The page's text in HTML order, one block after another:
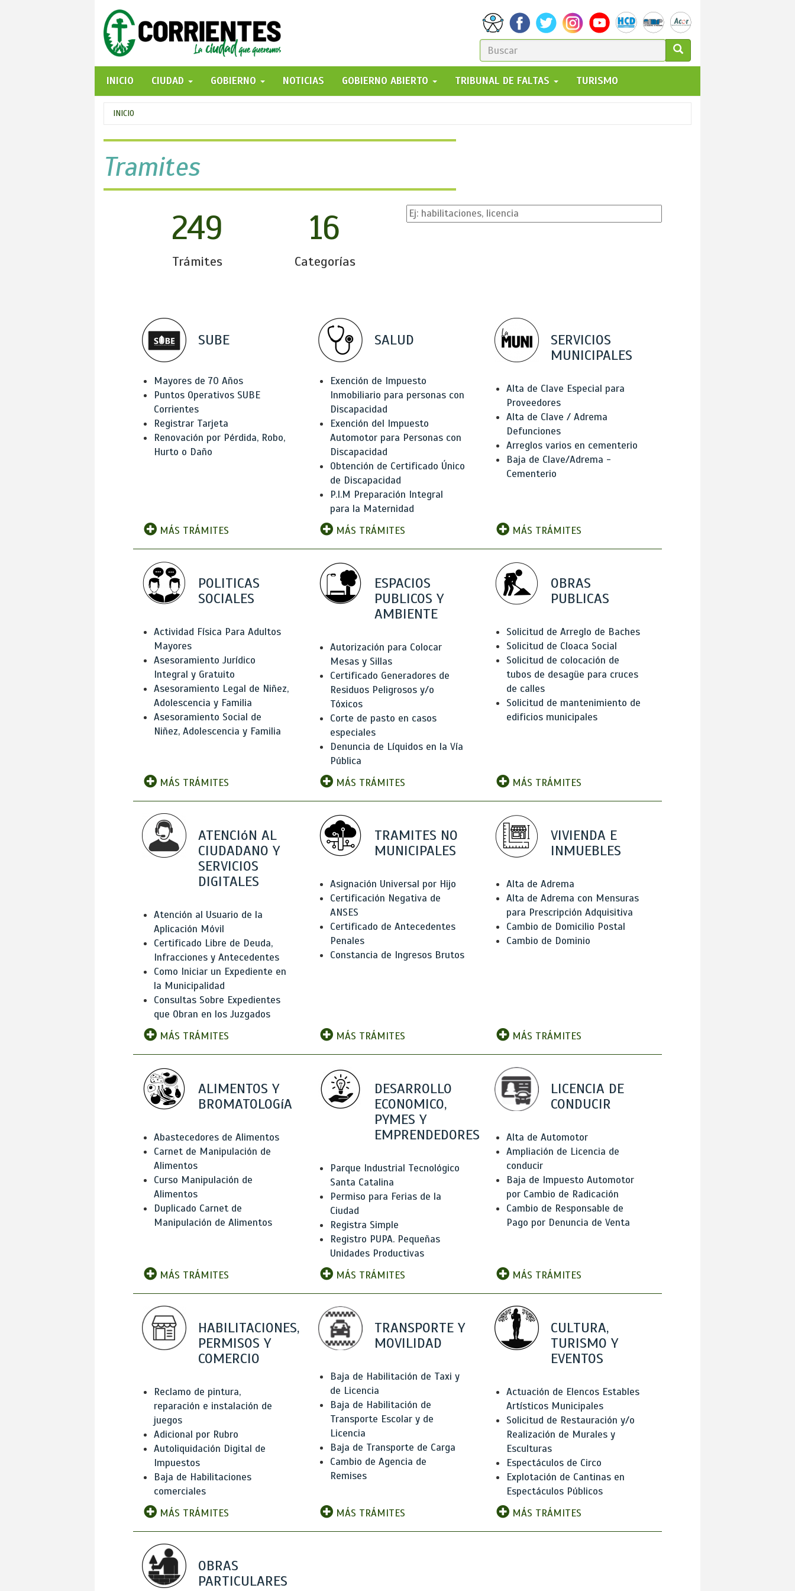
FORMULARIO
DE
BÚSQUEDA
GO!
INICIO
CIUDAD GOBIERNO NOTICIAS GOBIERNO ABIERTO TRIBUNAL DE FALTAS TURISMO
Se
encuentra
usted
aquí
INICIO
Tramites
249
Trámites
16
Categorías
SUBE
Mayores de 70 Años
Puntos Operativos SUBE
Corrientes
Registrar Tarjeta
Renovación por Pérdida, Robo,
Hurto o Daño
MÁS TRÁMITES
SALUD
Exención de Impuesto
Inmobiliario para personas con
Discapacidad
Exención del Impuesto
Automotor para Personas con
Discapacidad
Obtención de Certificado Único
de Discapacidad
P.I.M Preparación Integral
para la Maternidad
MÁS TRÁMITES
SERVICIOS
MUNICIPALES
Alta de Clave Especial para
Proveedores
Alta de Clave / Adrema
Defunciones
Arreglos varios en cementerio
Baja de Clave/Adrema -
Cementerio
MÁS TRÁMITES
POLITICAS
SOCIALES
Actividad Física Para Adultos
Mayores
Asesoramiento Jurídico
Integral y Gratuito
Asesoramiento Legal de Niñez,
Adolescencia y Familia
Asesoramiento Social de
Niñez, Adolescencia y Familia
MÁS TRÁMITES
ESPACIOS
PUBLICOS Y
AMBIENTE
Autorización para Colocar
Mesas y Sillas
Certificado Generadores de
Residuos Peligrosos y/o
Tóxicos
Corte de pasto en casos
especiales
Denuncia de Líquidos en la Vía
Pública
MÁS TRÁMITES
OBRAS
PUBLICAS
Solicitud de Arreglo de Baches
Solicitud de Cloaca Social
Solicitud de colocación de
tubos de desagüe para cruces
de calles
Solicitud de mantenimiento de
edificios municipales
MÁS TRÁMITES
ATENCIóN AL
CIUDADANO Y
SERVICIOS
DIGITALES
Atención al Usuario de la
Aplicación Móvil
Certificado Libre de Deuda,
Infracciones y Antecedentes
Como Iniciar un Expediente en
la Municipalidad
Consultas Sobre Expedientes
que Obran en los Juzgados
MÁS TRÁMITES
TRAMITES NO
MUNICIPALES
Asignación Universal por Hijo
Certificación Negativa de
ANSES
Certificado de Antecedentes
Penales
Constancia de Ingresos Brutos
MÁS TRÁMITES
VIVIENDA E
INMUEBLES
Alta de Adrema
Alta de Adrema con Mensuras
para Prescripción Adquisitiva
Cambio de Domicilio Postal
Cambio de Dominio
MÁS TRÁMITES
ALIMENTOS Y
BROMATOLOGíA
Abastecedores de Alimentos
Carnet de Manipulación de
Alimentos
Curso Manipulación de
Alimentos
Duplicado Carnet de
Manipulación de Alimentos
MÁS TRÁMITES
DESARROLLO
ECONOMICO,
PYMES Y
EMPRENDEDORES
Parque Industrial Tecnológico
Santa Catalina
Permiso para Ferias de la
Ciudad
Registra Simple
Registro PUPA. Pequeñas
Unidades Productivas
MÁS TRÁMITES
LICENCIA DE
CONDUCIR
Alta de Automotor
Ampliación de Licencia de
conducir
Baja de Impuesto Automotor
por Cambio de Radicación
Cambio de Responsable de
Pago por Denuncia de Venta
MÁS TRÁMITES
HABILITACIONES,
PERMISOS Y
COMERCIO
Reclamo de pintura,
reparación e instalación de
juegos
Adicional por Rubro
Autoliquidación Digital de
Impuestos
Baja de Habilitaciones
comerciales
MÁS TRÁMITES
TRANSPORTE Y
MOVILIDAD
Baja de Habilitación de Taxi y
de Licencia
Baja de Habilitación de
Transporte Escolar y de
Licencia
Baja de Transporte de Carga
Cambio de Agencia de
Remises
MÁS TRÁMITES
CULTURA,
TURISMO Y
EVENTOS
Actuación de Elencos Estables
Artísticos Municipales
Solicitud de Restauración y/o
Realización de Murales y
Esculturas
Espectáculos de Circo
Explotación de Cantinas en
Espectáculos Públicos
MÁS TRÁMITES
OBRAS
PARTICULARES